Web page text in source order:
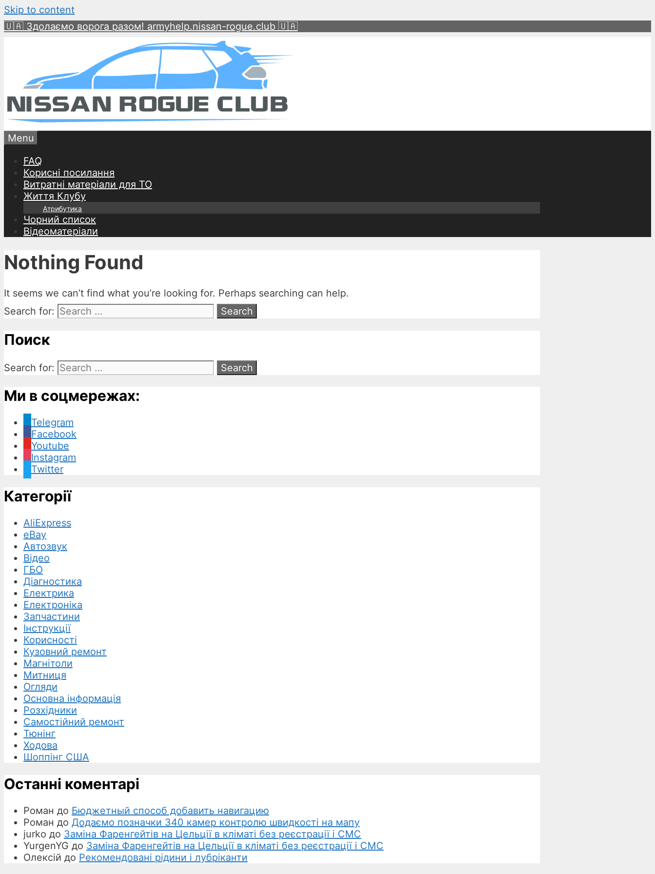
Skip to content
🇺🇦 Здолаємо ворога разом! armyhelp.nissan-rogue.club 🇺🇦
Menu
FAQ
Корисні посилання
Витратні матеріали для ТО
Життя Клубу
Атрибутика
Чорний список
Відеоматеріали
Nothing Found
It seems we can’t find what you’re looking for. Perhaps searching can help.
Search for:
Поиск
Search for:
Ми в соцмережах:
Telegram
Facebook
Youtube
Instagram
Twitter
Категорії
AliExpress
eBay
Автозвук
Відео
ГБО
Діагностика
Електрика
Електроніка
Запчастини
Інструкції
Корисності
Кузовний ремонт
Магнітоли
Митниця
Огляди
Основна інформація
Розхідники
Самостійний ремонт
Тюнінг
Ходова
Шоппінг США
Останні коментарі
Роман до Бюджетный способ добавить навигацию
Роман до Додаємо позначки 340 камер контролю швидкості на мапу
jurko до Заміна Фаренгейтів на Цельції в кліматі без реєстрації і СМС
YurgenYG до Заміна Фаренгейтів на Цельції в кліматі без реєстрації і СМС
Олексій до Рекомендовані рідини і лубріканти